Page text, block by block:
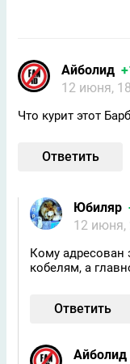
Айболид
12 июня,
Что курит этот
Ответить
Юбиляр
12 июня,
Кому адресован
кобелям, а
Ответить
Айболид